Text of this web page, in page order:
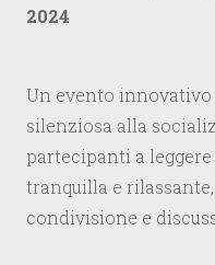
Un evento
silenziosa alla
partecipanti a
tranquilla e
condivisione e